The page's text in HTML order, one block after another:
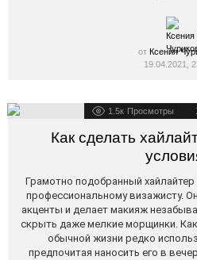
от Ксения
19.04.2021,
1.5к Просмотры
Как сделать
Грамотно подобранный
профессиональному визажисту.
акценты и делает макияж
скрыть даже мелкие морщинки.
обычной жизни редко
предпочитая наносить его в